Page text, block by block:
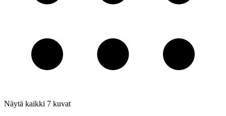
Näytä kaikki 7 kuvat